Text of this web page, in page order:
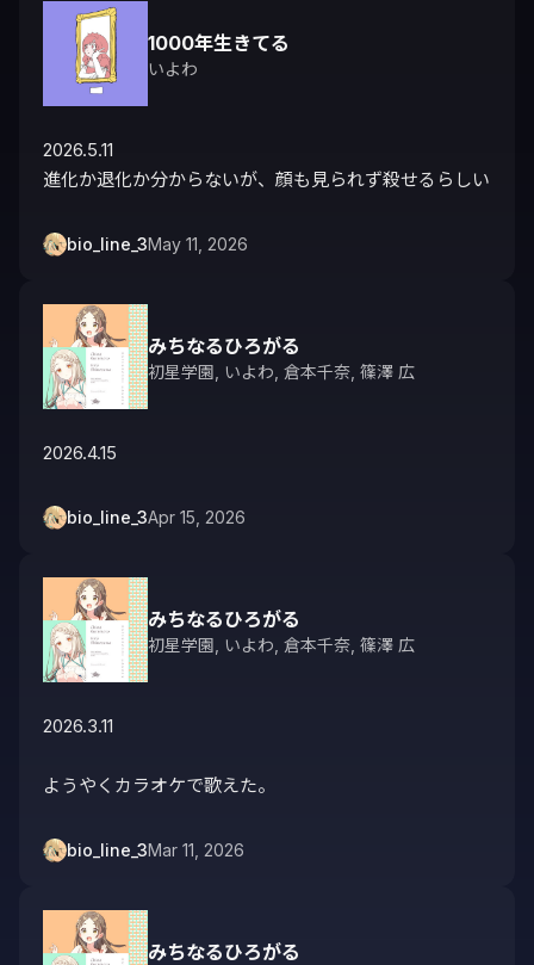
1000年生きてる
いよわ
2026.5.11
進化か退化か分からないが、顔も見られず殺せるらしい
bio_line_3May 11, 2026
みちなるひろがる
初星学園 いよわ 倉本千奈 篠澤 広
2026.4.15
bio_line_3Apr 15, 2026
みちなるひろがる
初星学園 いよわ 倉本千奈 篠澤 広
2026.3.11
ようやくカラオケで歌えた。
bio_line_3Mar 11, 2026
みちなるひろがる